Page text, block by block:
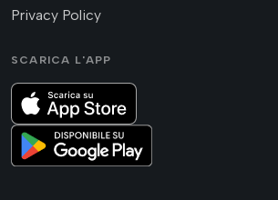
Privacy Policy
SCARICA L'APP